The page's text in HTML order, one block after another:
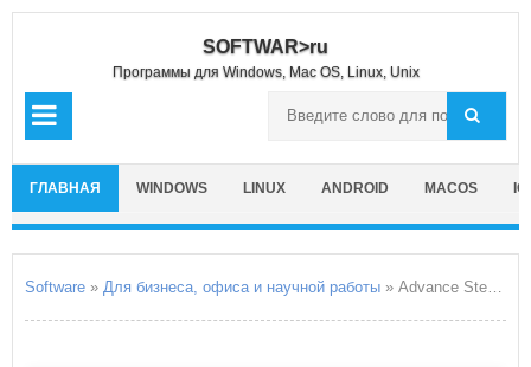
SOFTWAR>ru
Программы для Windows, Mac OS, Linux, Unix
ГЛАВНАЯ WINDOWS LINUX ANDROID MACOS
Software » Для бизнеса, офиса и научной работы » Advance Steel Addon for Autodesk AutoCAD